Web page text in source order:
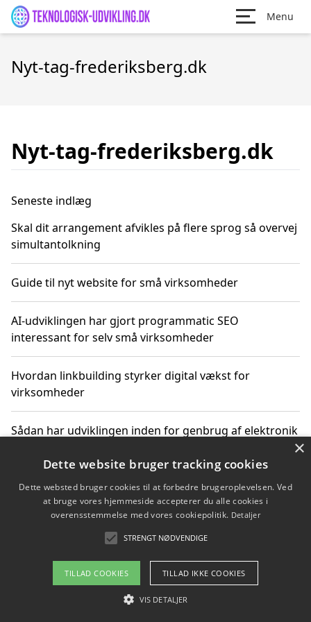
Menu
Nyt-tag-frederiksberg.dk
Nyt-tag-frederiksberg.dk
Seneste indlæg
Skal dit arrangement afvikles på flere sprog så overvej
simultantolkning
Guide til nyt website for små virksomheder
AI-udviklingen har gjort programmatic SEO
interessant for selv små virksomheder
Hvordan linkbuilding styrker digital vækst for
virksomheder
Sådan har udviklingen inden for genbrug af elektronik
Copyright 2026 - Pilanto Aps
Om / kontakt
×
Dette website bruger tracking cookies
Dette websted bruger cookies til at forbedre brugeroplevelsen. Ved
at bruge vores hjemmeside accepterer du alle cookies i
overensstemmelse med vores cookiepolitik. Detaljer
STRENGT NØDVENDIGE
TILLAD COOKIES TILLAD IKKE COOKIES
VIS DETALJER